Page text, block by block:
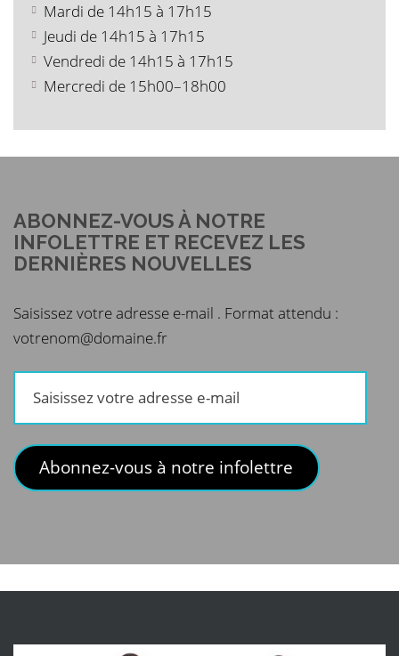
Mardi de 14h15 à 17h15
Jeudi de 14h15 à 17h15
Vendredi de 14h15 à 17h15
Mercredi de 15h00–18h00
ABONNEZ-VOUS À NOTRE
INFOLETTRE ET RECEVEZ LES
DERNIÈRES NOUVELLES
Saisissez votre adresse e-mail . Format attendu :
votrenom@domaine.fr
votre
e-
mail
Abonnez-vous à notre infolettre